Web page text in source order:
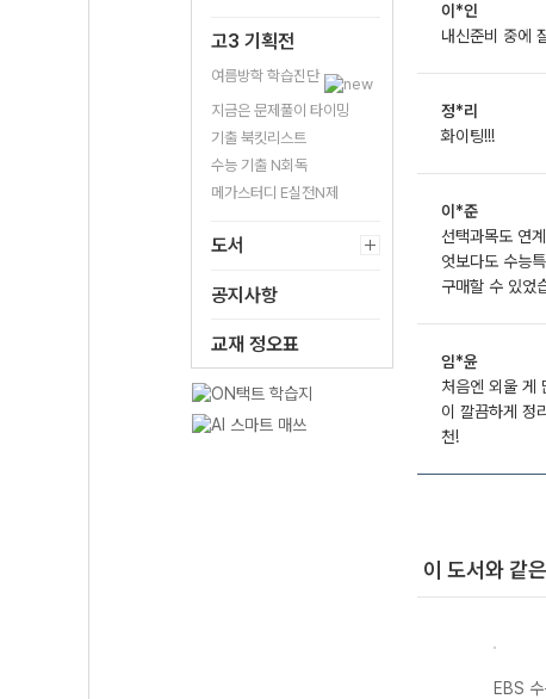
고3 기획전
여름방학 학습진단
지금은 문제풀이 타이밍
기출 북킷리스트
수능 기출 N회독
메가스터디 E실전N제
도서
공지사항
교재 정오표
이*인
내신준비 중에
정*리
화이팅!!!
이*준
선택과목도 연
엇보다도 수능
구매할 수 있었
임*윤
처음엔 외울 게
이 깔끔하게 정
천!
이 도서와 같
EBS 수능특강 과